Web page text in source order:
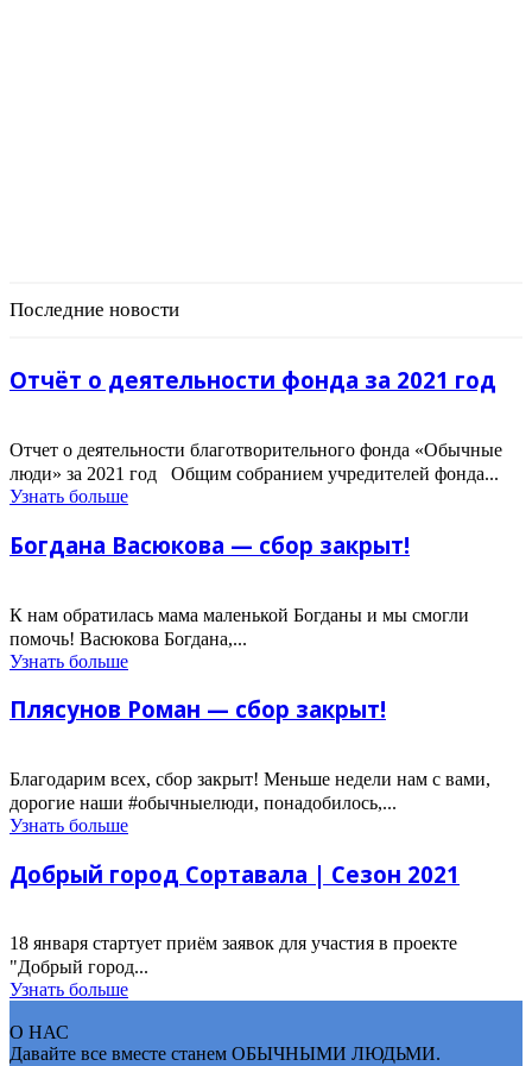
Последние новости
Отчёт о деятельности фонда за 2021 год
Отчет о деятельности благотворительного фонда «Обычные
люди» за 2021 год Общим собранием учредителей фонда...
Узнать больше
Богдана Васюкова — сбор закрыт!
К нам обратилась мама маленькой Богданы и мы смогли
помочь! Васюкова Богдана,...
Узнать больше
Плясунов Роман — сбор закрыт!
Благодарим всех, сбор закрыт! Меньше недели нам с вами,
дорогие наши #обычныелюди, понадобилось,...
Узнать больше
Добрый город Сортавала | Сезон 2021
18 января стартует приём заявок для участия в проекте
"Добрый город...
Узнать больше
О НАС
Давайте все вместе станем ОБЫЧНЫМИ ЛЮДЬМИ.